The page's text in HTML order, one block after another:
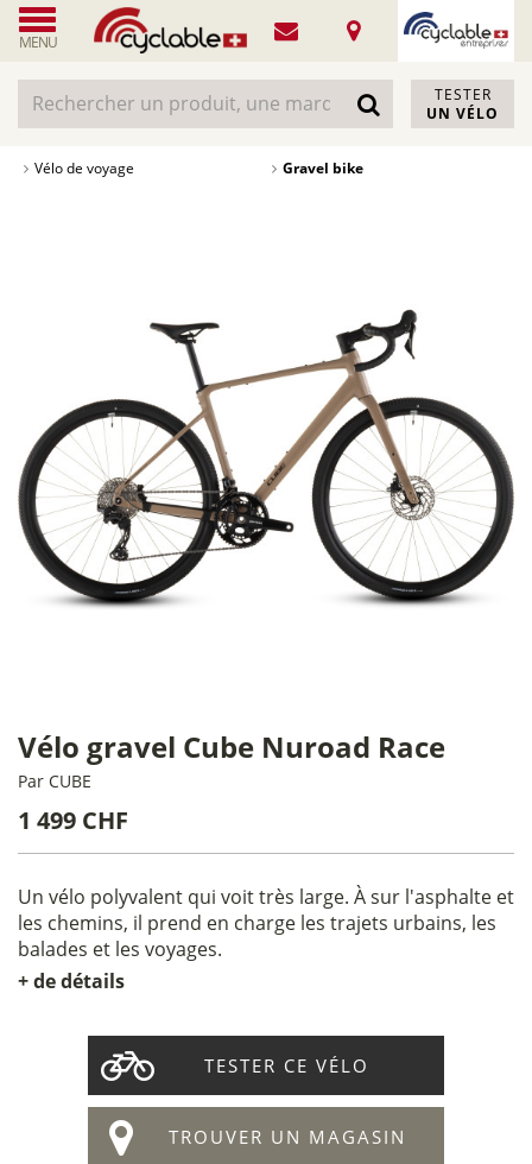
MENU
TESTER
UN VÉLO
Vélo de voyage Gravel bike
Vélo gravel Cube Nuroad Race
Par CUBE
1 499 CHF
Un vélo polyvalent qui voit très large. À sur l'asphalte et
les chemins, il prend en charge les trajets urbains, les
balades et les voyages.
+ de détails
TESTER CE VÉLO
TROUVER UN MAGASIN